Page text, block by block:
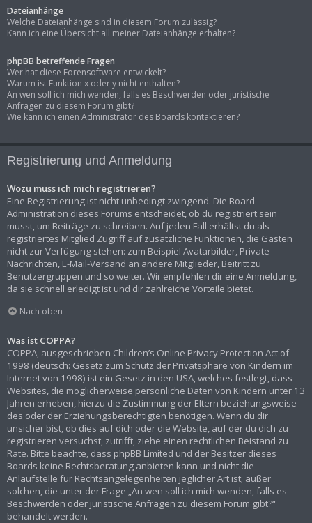
Dateianhänge
Welche Dateianhänge sind in diesem Forum zulässig?
Kann ich eine Übersicht all meiner Dateianhänge erhalten?
phpBB betreffende Fragen
Wer hat diese Forensoftware entwickelt?
Warum ist Funktion x oder y nicht enthalten?
An wen soll ich mich wenden, falls es Beschwerden oder juristische
Anfragen zu diesem Forum gibt?
Wie kann ich einen Administrator des Boards kontaktieren?
Registrierung und Anmeldung
Wozu muss ich mich registrieren?
Eine Registrierung ist nicht unbedingt zwingend. Die Board-
Administration dieses Forums entscheidet, ob du registriert sein
musst, um Beiträge zu schreiben. Auf jeden Fall erhältst du als
registriertes Mitglied Zugriff auf zusätzliche Funktionen, die Gästen
nicht zur Verfügung stehen: zum Beispiel Avatarbilder, Private
Nachrichten, E-Mail-Versand an andere Mitglieder, Beitritt zu
Benutzergruppen und so weiter. Wir empfehlen dir eine Anmeldung,
da sie schnell erledigt ist und dir zahlreiche Vorteile bietet.
Nach oben
Was ist COPPA?
COPPA, ausgeschrieben Children’s Online Privacy Protection Act of
1998 (deutsch: Gesetz zum Schutz der Privatsphäre von Kindern im
Internet von 1998) ist ein Gesetz in den USA, welches festlegt, dass
Websites, die möglicherweise persönliche Daten von Kindern unter 13
Jahren erheben, hierzu die Zustimmung der Eltern beziehungsweise
des oder der Erziehungsberechtigten benötigen. Wenn du dir
unsicher bist, ob dies auf dich oder die Website, auf der du dich zu
registrieren versuchst, zutrifft, ziehe einen rechtlichen Beistand zu
Rate. Bitte beachte, dass phpBB Limited und der Besitzer dieses
Boards keine Rechtsberatung anbieten kann und nicht die
Anlaufstelle für Rechtsangelegenheiten jeglicher Art ist; außer
solchen, die unter der Frage „An wen soll ich mich wenden, falls es
Beschwerden oder juristische Anfragen zu diesem Forum gibt?“
behandelt werden.